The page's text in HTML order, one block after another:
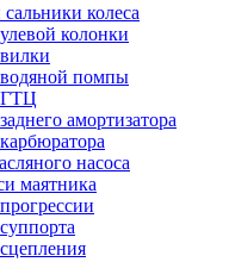
колеса
колонки
помпы
ГТЦ
амортизатора
насоса
маятника